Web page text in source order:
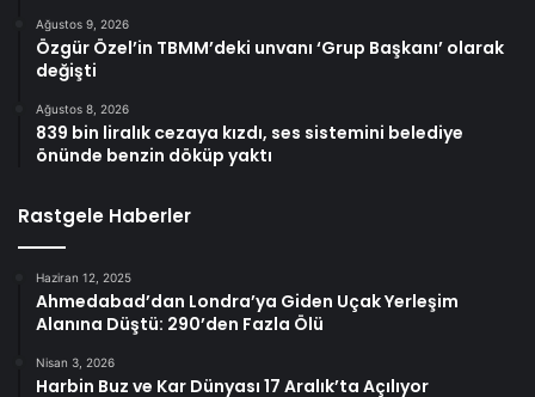
Ağustos 9, 2026
Özgür Özel’in TBMM’deki unvanı ‘Grup Başkanı’ olarak
değişti
Ağustos 8, 2026
839 bin liralık cezaya kızdı, ses sistemini belediye
önünde benzin döküp yaktı
Rastgele Haberler
Haziran 12, 2025
Ahmedabad’dan Londra’ya Giden Uçak Yerleşim
Alanına Düştü: 290’den Fazla Ölü
Nisan 3, 2026
Harbin Buz ve Kar Dünyası 17 Aralık’ta Açılıyor